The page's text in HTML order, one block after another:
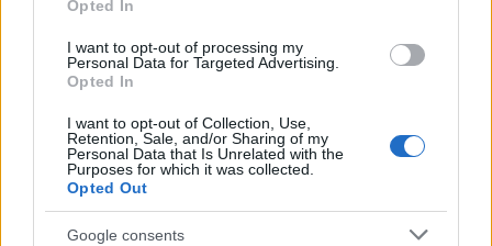
Opted In
I want to opt-out of processing my
Personal Data for Targeted Advertising.
Opted In
I want to opt-out of Collection, Use,
Retention, Sale, and/or Sharing of my
Personal Data that Is Unrelated with the
Purposes for which it was collected.
Opted Out
Google consents
πυρός ενόψει του Ορθόδοξου Πάσχα, μια κίνηση
που πολλοί ερμηνεύουν ως διπλωματικό ελιγμό
πριν την εντατικοποίηση των επαφών στο
αξιωματούχων στην Ουκρανία.
Κλείνοντας, ο Μπουντάνοφ υπενθύμισε ότι η ειρήνη δεν
είναι δεδομένη. «Υπάρχουν μόνο δύο επιλογές: πόλεμος ή